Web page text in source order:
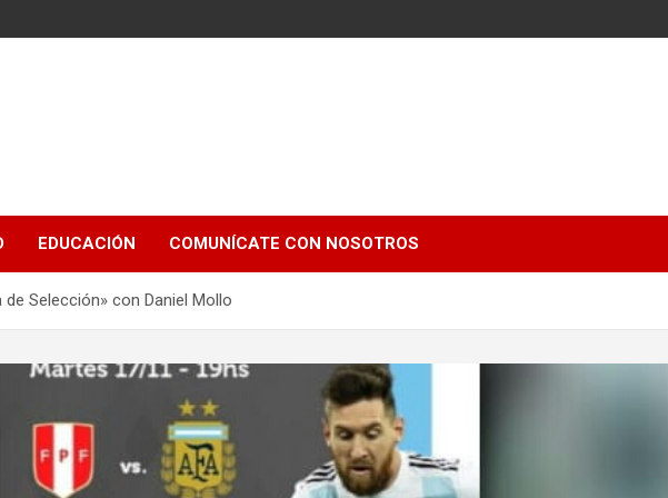
EDUCACIÓN COMUNÍCATE CON NOSOTROS
Selección» con Daniel Mollo